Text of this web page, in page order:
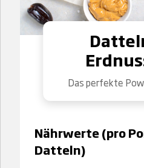
Das perfekte
Nährwerte (pro
Datteln)